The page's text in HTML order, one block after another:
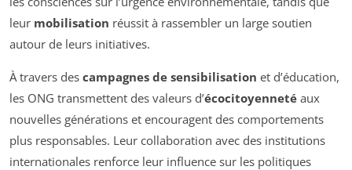
leur mobilisation réussit à rassembler un large soutien
autour de leurs initiatives.
À travers des campagnes de sensibilisation et d’éducation,
les ONG transmettent des valeurs d’écocitoyenneté aux
nouvelles générations et encouragent des comportements
plus responsables. Leur collaboration avec des institutions
internationales renforce leur influence sur les politiques